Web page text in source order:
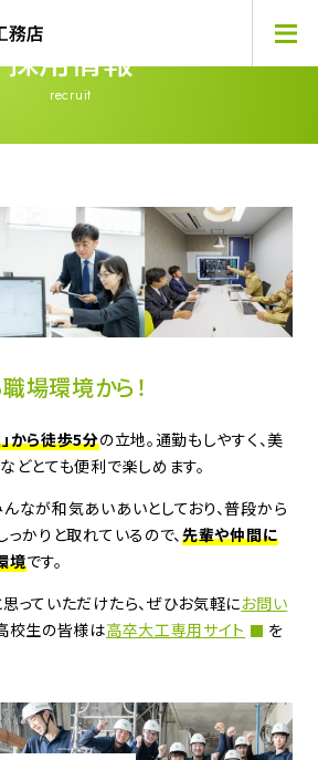
採用情報
recruit
場環境から！
から徒歩5分の立地。通勤もしやすく、美
どとても便利で楽しめます。
なが和気あいあいとしており、普段から
っかりと取れているので、先輩や仲間に
境です。
っていただけたら、ぜひお気軽にお問い
校生の皆様は高卒大工専用サイト
を